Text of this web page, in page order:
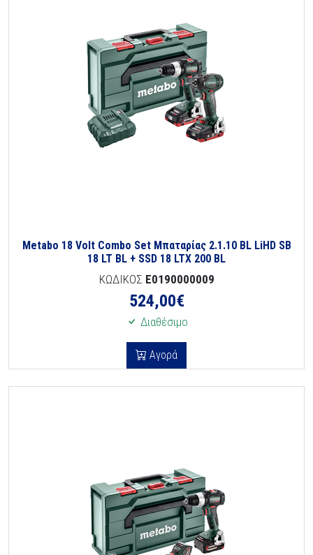
Metabo 18 Volt Combo Set Μπαταρίας 2.1.10 BL LiHD SB
18 LT BL + SSD 18 LTX 200 BL
ΚΩΔΙΚΟΣ E0190000009
524,00€
Διαθέσιμο
Αγορά